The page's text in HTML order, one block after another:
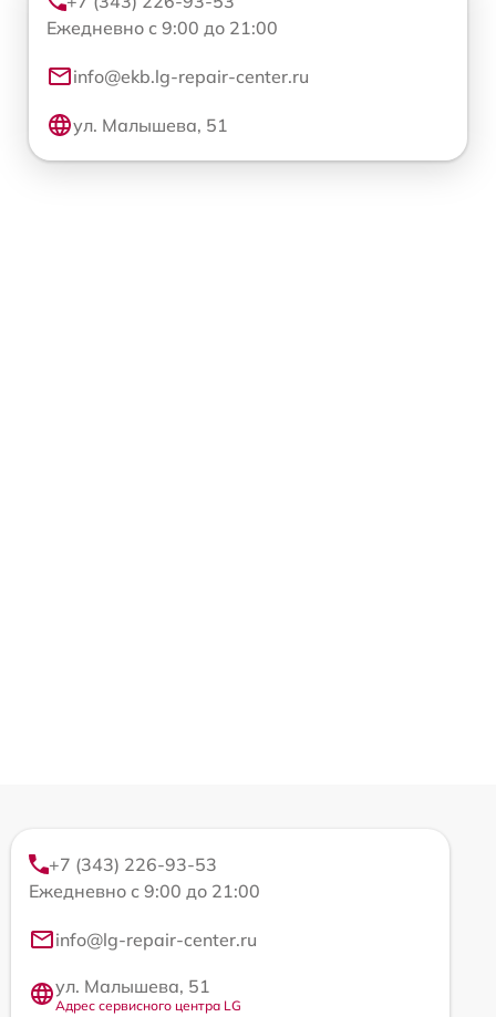
Ежедневно с 9:00 до 21:00
info@ekb.lg-repair-center.ru
ул. Малышева, 51
+7 (343) 226-93-53
Ежедневно с 9:00 до 21:00
info@lg-repair-center.ru
ул. Малышева, 51
Адрес сервисного центра LG